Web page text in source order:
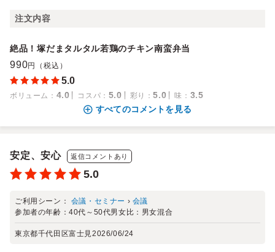
注文内容
絶品！塚だまタルタル若鶏のチキン南蛮弁当
990円（税込）
5.0
ボリューム ： 4.0 コスパ ： 5.0 彩り ：5.0 味 ： 3.5
すべてのコメントを見る
安定、安心 返信コメントあり
5.0
ご利用シーン： 会議・セミナー › 会議
参加者の年齢：40代～50代男女比： 男女混合
東京都千代田区富士見2026/06/24